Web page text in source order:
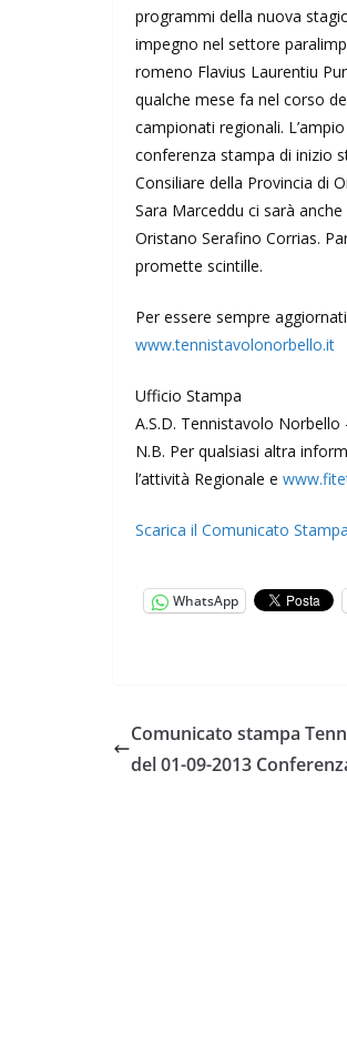
programmi della nuova
impegno nel settore
romeno Flavius Laurentiu
qualche mese fa nel corso
campionati regionali.
conferenza stampa di inizio
Consiliare della Provincia di
Sara Marceddu ci sarà
Oristano Serafino Corrias.
promette scintille.
Per essere sempre
www.tennistavolonorbello.it
Ufficio Stampa
A.S.D. Tennistavolo Norbello
N.B. Per qualsiasi altra
l’attività Regionale e
Scarica il Comunicato
WhatsApp
Comunicato stampa
del 01-09-2013